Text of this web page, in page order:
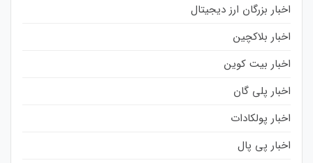
اخبار بزرگان ارز دیجیتال
اخبار بلاکچین
اخبار بیت کوین
اخبار پلی گان
اخبار پولکادات
اخبار پی پال